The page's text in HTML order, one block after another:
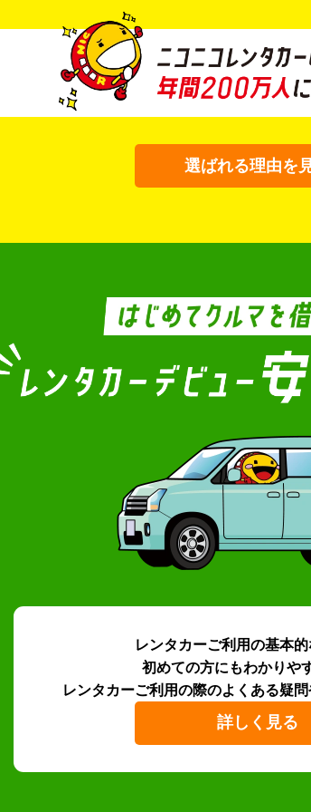
選ばれる理由を
レンタカーご利用の基本
初めての方にもわかりや
レンタカーご利用の際のよくある疑問
詳しく見る